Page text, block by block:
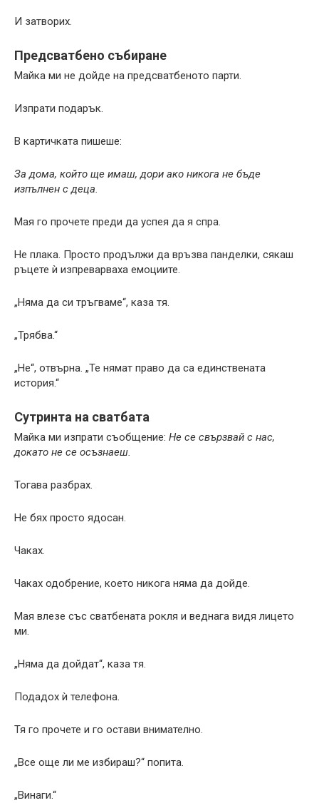
И затворих.
Предсватбено събиране
Майка ми не дойде на предсватбеното парти.
Изпрати подарък.
В картичката пишеше:
За дома, който ще имаш, дори ако никога не бъде
изпълнен с деца.
Мая го прочете преди да успея да я спра.
Не плака. Просто продължи да връзва панделки, сякаш
ръцете ѝ изпреварваха емоциите.
„Няма да си тръгваме“, каза тя.
„Трябва.“
„Не“, отвърна. „Те нямат право да са единствената
история.“
Сутринта на сватбата
Майка ми изпрати съобщение: Не се свързвай с нас,
докато не се осъзнаеш.
Тогава разбрах.
Не бях просто ядосан.
Чаках.
Чаках одобрение, което никога няма да дойде.
Мая влезе със сватбената рокля и веднага видя лицето
ми.
„Няма да дойдат“, каза тя.
Подадох ѝ телефона.
Тя го прочете и го остави внимателно.
„Все още ли ме избираш?“ попита.
„Винаги.“